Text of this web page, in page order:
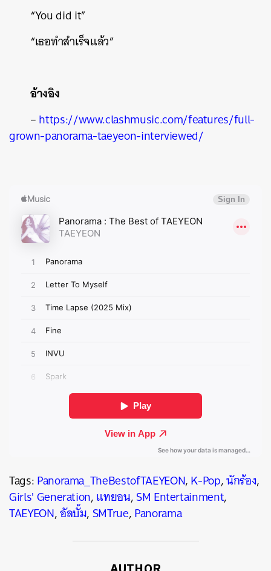
“You did it”
“เธอทำสำเร็จแล้ว”
อ้างอิง
–https://www.clashmusic.com/features/full-
grown-panorama-taeyeon-interviewed/
Tags:Panorama_TheBestofTAEYEON,K-Pop,นักร้อง,
Girls' Generation,แทยอน,SM Entertainment,
TAEYEON,อัลบั้ม,SMTrue,Panorama